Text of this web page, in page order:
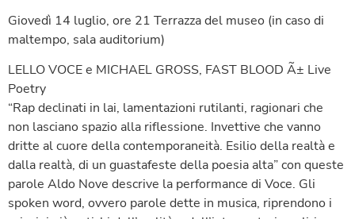
Giovedì 14 luglio, ore 21 Terrazza del museo (in caso di
maltempo, sala auditorium)
LELLO VOCE e MICHAEL GROSS, FAST BLOOD Ã± Live
Poetry
“Rap declinati in lai, lamentazioni rutilanti, ragionari che
non lasciano spazio alla riflessione. Invettive che vanno
dritte al cuore della contemporaneità. Esilio della realtà e
dalla realtà, di un guastafeste della poesia alta” con queste
parole Aldo Nove descrive la performance di Voce. Gli
spoken word, ovvero parole dette in musica, riprendono i